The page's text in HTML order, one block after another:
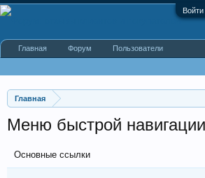
Главная
Меню быстрой навигации
Основные ссылки
Главная Форум Пользователи